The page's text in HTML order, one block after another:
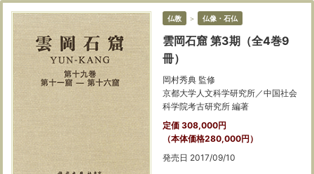
仏教 ＞ 仏像・石仏
雲岡石窟 第3期（全4巻9
冊）
岡村秀典 監修
京都大学人文科学研究所／中国社会
科学院考古研究所 編著
定価 308,000円
（本体価格280,000円）
発売日 2017/09/10